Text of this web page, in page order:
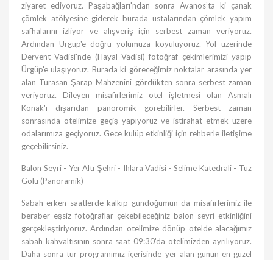
ziyaret ediyoruz. Paşabağları'ndan sonra Avanos’ta ki çanak
çömlek atölyesine giderek burada ustalarından çömlek yapım
safhalarını izliyor ve alışveriş için serbest zaman veriyoruz.
Ardından Ürgüp'e doğru yolumuza koyuluyoruz. Yol üzerinde
Dervent Vadisi'nde (Hayal Vadisi) fotoğraf çekimlerimizi yapıp
Ürgüp'e ulaşıyoruz. Burada ki göreceğimiz noktalar arasında yer
alan Turasan Şarap Mahzenini gördükten sonra serbest zaman
veriyoruz. Dileyen misafirlerimiz otel işletmesi olan Asmalı
Konak'ı dışarıdan panoromik görebilirler. Serbest zaman
sonrasında otelimize geçiş yapıyoruz ve istirahat etmek üzere
odalarımıza geçiyoruz. Gece kulüp etkinliği için rehberle iletişime
geçebilirsiniz.
Balon Seyri - Yer Altı Şehri - Ihlara Vadisi - Selime Katedrali - Tuz
Gölü (Panoramik)
Sabah erken saatlerde kalkıp gündoğumun da misafirlerimiz ile
beraber eşsiz fotoğraflar çekebileceğiniz balon seyri etkinliğini
gerçekleştiriyoruz. Ardından otelimize dönüp otelde alacağımız
sabah kahvaltısının sonra saat 09:30'da otelimizden ayrılıyoruz.
Daha sonra tur programımız içerisinde yer alan günün en güzel